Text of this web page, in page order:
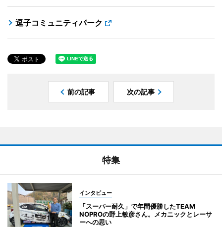
逗子コミュニティパーク
前の記事 次の記事
特集
インタビュー
「スーパー耐久」で年間優勝したTEAM
NOPROの野上敏彦さん。メカニックとレーサ
ーへの思い